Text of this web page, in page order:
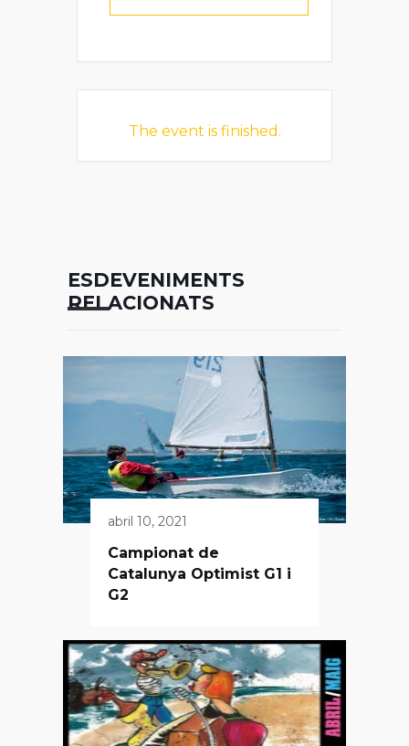
The event is finished.
ESDEVENIMENTS
RELACIONATS
abril 10, 2021
Campionat de
Catalunya Optimist G1 i
G2